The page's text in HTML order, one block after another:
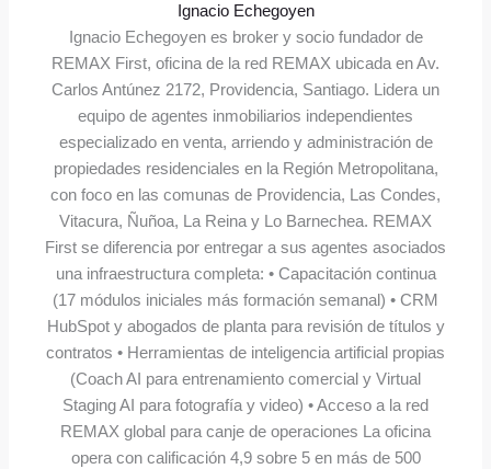
Ignacio Echegoyen
Ignacio Echegoyen es broker y socio fundador de
REMAX First, oficina de la red REMAX ubicada en Av.
Carlos Antúnez 2172, Providencia, Santiago. Lidera un
equipo de agentes inmobiliarios independientes
especializado en venta, arriendo y administración de
propiedades residenciales en la Región Metropolitana,
con foco en las comunas de Providencia, Las Condes,
Vitacura, Ñuñoa, La Reina y Lo Barnechea. REMAX
First se diferencia por entregar a sus agentes asociados
una infraestructura completa: • Capacitación continua
(17 módulos iniciales más formación semanal) • CRM
HubSpot y abogados de planta para revisión de títulos y
contratos • Herramientas de inteligencia artificial propias
(Coach AI para entrenamiento comercial y Virtual
Staging AI para fotografía y video) • Acceso a la red
REMAX global para canje de operaciones La oficina
opera con calificación 4,9 sobre 5 en más de 500